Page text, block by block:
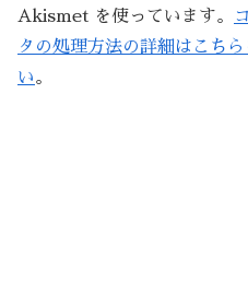
Akismet を使っています。
タの処理方法の詳細はこち
い。